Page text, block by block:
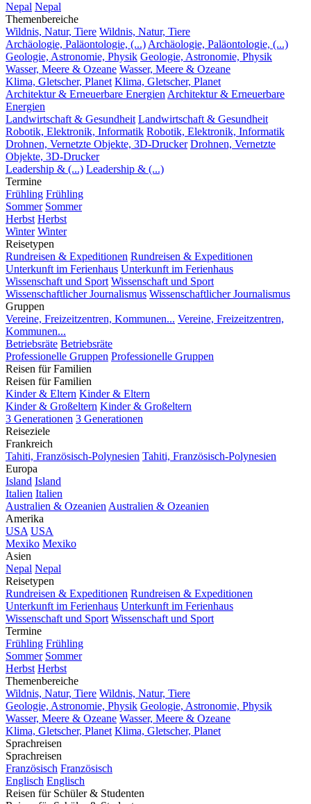
Nepal Nepal
Themenbereiche
Wildnis, Natur, Tiere Wildnis, Natur, Tiere
Archäologie, Paläontologie, (...) Archäologie, Paläontologie, (...)
Geologie, Astronomie, Physik Geologie, Astronomie, Physik
Wasser, Meere & Ozeane Wasser, Meere & Ozeane
Klima, Gletscher, Planet Klima, Gletscher, Planet
Architektur & Erneuerbare Energien Architektur & Erneuerbare
Energien
Landwirtschaft & Gesundheit Landwirtschaft & Gesundheit
Robotik, Elektronik, Informatik Robotik, Elektronik, Informatik
Drohnen, Vernetzte Objekte, 3D-Drucker Drohnen, Vernetzte
Objekte, 3D-Drucker
Leadership & (...) Leadership & (...)
Termine
Frühling Frühling
Sommer Sommer
Herbst Herbst
Winter Winter
Reisetypen
Rundreisen & Expeditionen Rundreisen & Expeditionen
Unterkunft im Ferienhaus Unterkunft im Ferienhaus
Wissenschaft und Sport Wissenschaft und Sport
Wissenschaftlicher Journalismus Wissenschaftlicher Journalismus
Gruppen
Vereine, Freizeitzentren, Kommunen... Vereine, Freizeitzentren,
Kommunen...
Betriebsräte Betriebsräte
Professionelle Gruppen Professionelle Gruppen
Reisen für Familien
Reisen für Familien
Kinder & Eltern Kinder & Eltern
Kinder & Großeltern Kinder & Großeltern
3 Generationen 3 Generationen
Reiseziele
Frankreich
Tahiti, Französisch-Polynesien Tahiti, Französisch-Polynesien
Europa
Island Island
Italien Italien
Australien & Ozeanien Australien & Ozeanien
Amerika
USA USA
Mexiko Mexiko
Asien
Nepal Nepal
Reisetypen
Rundreisen & Expeditionen Rundreisen & Expeditionen
Unterkunft im Ferienhaus Unterkunft im Ferienhaus
Wissenschaft und Sport Wissenschaft und Sport
Termine
Frühling Frühling
Sommer Sommer
Herbst Herbst
Themenbereiche
Wildnis, Natur, Tiere Wildnis, Natur, Tiere
Geologie, Astronomie, Physik Geologie, Astronomie, Physik
Wasser, Meere & Ozeane Wasser, Meere & Ozeane
Klima, Gletscher, Planet Klima, Gletscher, Planet
Sprachreisen
Sprachreisen
Französisch Französisch
Englisch Englisch
Reisen für Schüler & Studenten